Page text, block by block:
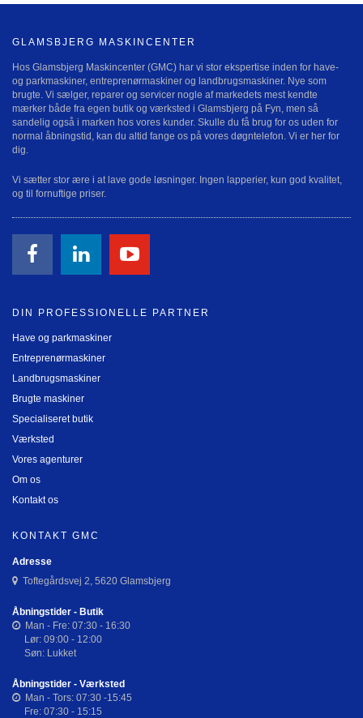
GLAMSBJERG MASKINCENTER
Hos Glamsbjerg Maskincenter (GMC) har vi stor ekspertise inden for have-
og parkmaskiner, entreprenørmaskiner og landbrugsmaskiner. Nye som
brugte. Vi sælger, reparer og servicer nogle af markedets mest kendte
mærker både fra egen butik og værksted i Glamsbjerg på Fyn, men så
sandelig også i marken hos vores kunder. Skulle du få brug for os uden for
normal åbningstid, kan du altid fange os på vores døgntelefon. Vi er her for
dig.
Vi sætter stor ære i at lave gode løsninger. Ingen lapperier, kun god kvalitet,
og til fornuftige priser.
DIN PROFESSIONELLE PARTNER
Have og parkmaskiner
Entreprenørmaskiner
Landbrugsmaskiner
Brugte maskiner
Specialiseret butik
Værksted
Vores agenturer
Om os
Kontakt os
KONTAKT GMC
Adresse
Toftegårdsvej 2, 5620 Glamsbjerg
Åbningstider - Butik
Man - Fre: 07:30 - 16:30
Lør: 09:00 - 12:00
Søn: Lukket
Åbningstider - Værksted
Man - Tors: 07:30 -15:45
Fre: 07:30 - 15:15